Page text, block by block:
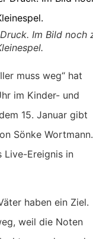
Im Bild noch
muss weg“ hat
im Kinder- und
15. Januar gibt
Sönke Wortmann.
Live-Ereignis in
haben ein Ziel.
weil die Noten